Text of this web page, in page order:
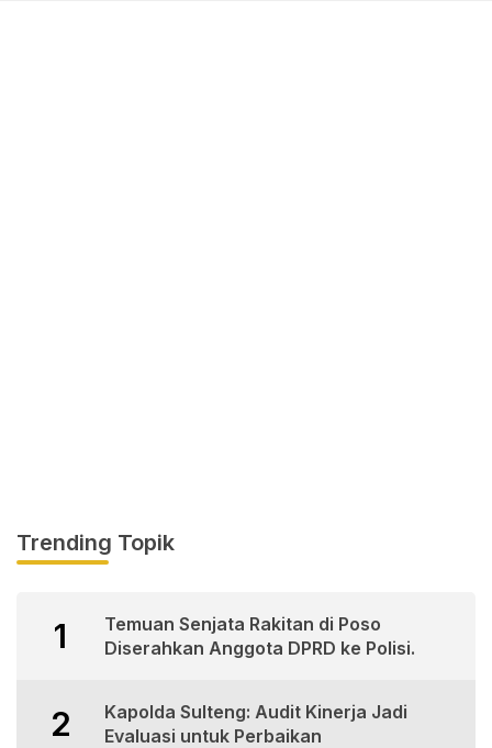
Trending Topik
1
Temuan Senjata Rakitan di Poso
Diserahkan Anggota DPRD ke Polisi.
2
Kapolda Sulteng: Audit Kinerja Jadi
Evaluasi untuk Perbaikan